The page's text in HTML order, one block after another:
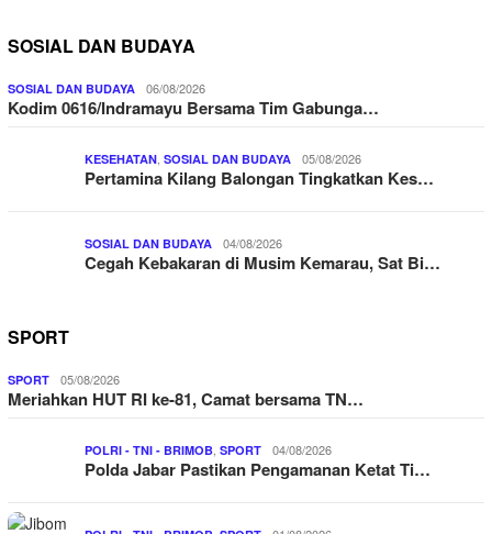
SOSIAL DAN BUDAYA
SOSIAL DAN BUDAYA 06/08/2026
Kodim 0616/Indramayu Bersama Tim Gabunga…
KESEHATAN SOSIAL DAN BUDAYA 05/08/2026
Pertamina Kilang Balongan Tingkatkan Kes…
SOSIAL DAN BUDAYA 04/08/2026
Cegah Kebakaran di Musim Kemarau, Sat Bi…
SPORT
SPORT 05/08/2026
Meriahkan HUT RI ke-81, Camat bersama TN…
POLRI - TNI - BRIMOB SPORT 04/08/2026
Polda Jabar Pastikan Pengamanan Ketat Ti…